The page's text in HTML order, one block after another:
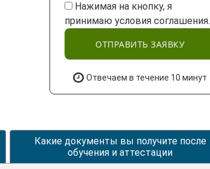
Нажимая на кнопку, я
принимаю условия соглашения.
ОТПРАВИТЬ ЗАЯВКУ
Отвечаем в течение 10 минут
Какие документы вы получите после
обучения и аттестации